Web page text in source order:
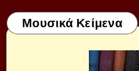
Μουσικά Κείμενα